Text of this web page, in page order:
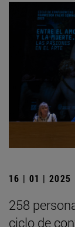
16 | 01 | 2025
258
ciclo de